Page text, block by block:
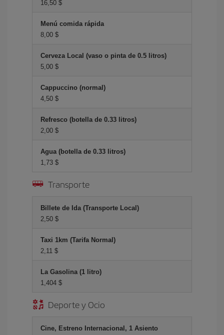
16,50 $
Menú comida rápida
8,00 $
Cerveza Local (vaso o pinta de 0.5 litros)
5,00 $
Cappuccino (normal)
4,50 $
Refresco (botella de 0.33 litros)
2,00 $
Agua (botella de 0.33 litros)
1,73 $
Transporte
Billete de Ida (Transporte Local)
2,50 $
Taxi 1km (Tarifa Normal)
2,11 $
La Gasolina (1 litro)
1,404 $
Deporte y Ocio
Cine, Estreno Internacional, 1 Asiento